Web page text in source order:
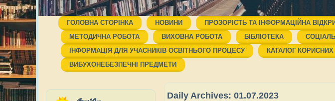
ГОЛОВНА СТОРІНКА НОВИНИ ПРОЗОРІСТЬ ТА ІНФОРМАЦІЙНА
МЕТОДИЧНА РОБОТА
ВИХОВНА РОБОТА БІБЛІОТЕКА
ІНФОРМАЦІЯ ДЛЯ УЧАСНИКІВ ОСВІТНЬОГО ПРОЦЕСУ
КАТАЛОГ КОРИСНИХ
ВИБУХОНЕБЕЗПЕЧНІ ПРЕДМЕТИ
Daily Archives: 01.07.2023